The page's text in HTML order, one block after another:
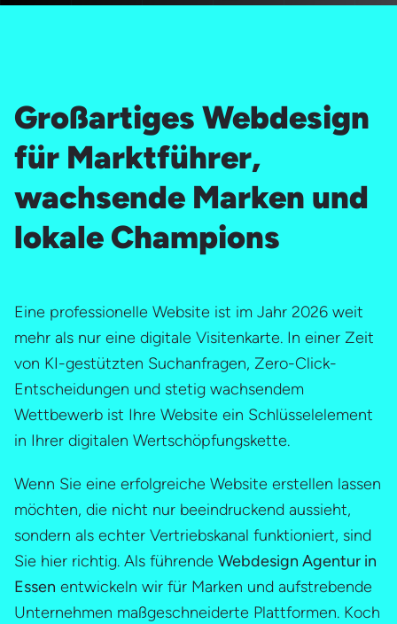
Großartiges Webdesign
für Marktführer,
wachsende Marken und
lokale Champions
Eine professionelle Website ist im Jahr 2026 weit
mehr als nur eine digitale Visitenkarte. In einer Zeit
von KI-gestützten Suchanfragen, Zero-Click-
Entscheidungen und stetig wachsendem
Wettbewerb ist Ihre Website ein Schlüsselelement
in Ihrer digitalen Wertschöpfungskette.
Wenn Sie eine erfolgreiche Website erstellen lassen
möchten, die nicht nur beeindruckend aussieht,
sondern als echter Vertriebskanal funktioniert, sind
Sie hier richtig. Als führende Webdesign Agentur in
Essen entwickeln wir für Marken und aufstrebende
Unternehmen maßgeschneiderte Plattformen. Koch